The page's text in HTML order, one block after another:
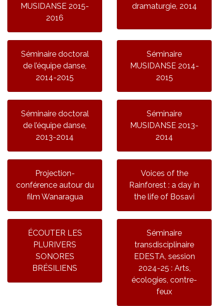
MUSIDANSE 2015-
2016
dramaturgie, 2014
Séminaire doctoral
de l’équipe danse,
2014-2015
Séminaire
MUSIDANSE 2014-
2015
Séminaire doctoral
de l’équipe danse,
2013-2014
Séminaire
MUSIDANSE 2013-
2014
Projection-
conférence autour du
film Wanaragua
Voices of the
Rainforest : a day in
the life of Bosavi
ÉCOUTER LES
PLURIVERS
SONORES
BRÉSILIENS
Séminaire
transdisciplinaire
EDESTA, session
2024-25 : Arts,
écologies, contre-
feux